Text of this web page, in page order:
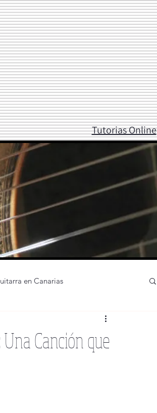
Tutorias Online
en Canarias
Repertorio guitarrístico partituras
Canción que